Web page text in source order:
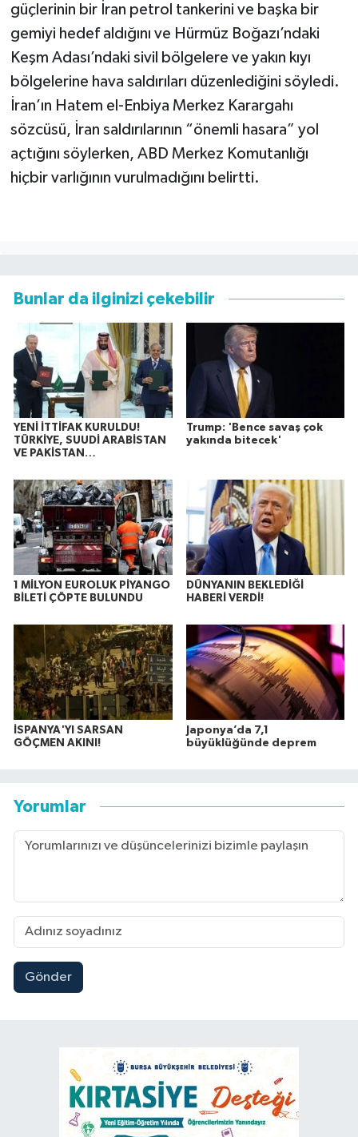
güçlerinin bir İran petrol tankerini ve başka bir
gemiyi hedef aldığını ve Hürmüz Boğazı’ndaki
Keşm Adası’ndaki sivil bölgelere ve yakın kıyı
bölgelerine hava saldırıları düzenlediğini söyledi.
İran’ın Hatem el-Enbiya Merkez Karargahı
sözcüsü, İran saldırılarının “önemli hasara” yol
açtığını söylerken, ABD Merkez Komutanlığı
hiçbir varlığının vurulmadığını belirtti.
Bunlar da ilginizi çekebilir
YENİ İTTİFAK KURULDU!
TÜRKİYE, SUUDİ ARABİSTAN
VE PAKİSTAN…
Trump: 'Bence savaş çok
yakında bitecek'
1 MİLYON EUROLUK PİYANGO
BİLETİ ÇÖPTE BULUNDU
DÜNYANIN BEKLEDİĞİ
HABERİ VERDİ!
İSPANYA'YI SARSAN
GÖÇMEN AKINI!
Japonya’da 7,1
büyüklüğünde deprem
Yorumlar
Gönder